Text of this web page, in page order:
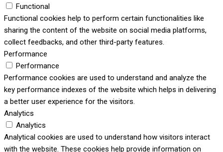
Functional
Functional cookies help to perform certain functionalities like
sharing the content of the website on social media platforms,
collect feedbacks, and other third-party features.
Performance
Performance
Performance cookies are used to understand and analyze the
key performance indexes of the website which helps in delivering
a better user experience for the visitors.
Analytics
Analytics
Analytical cookies are used to understand how visitors interact
with the website. These cookies help provide information on